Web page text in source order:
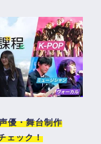
優・舞台制作
ェック！